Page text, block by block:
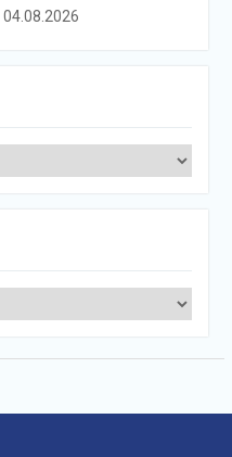
04.08.2026